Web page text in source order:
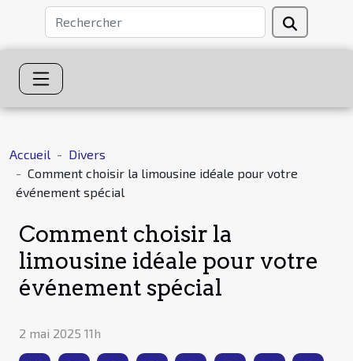
Accueil
Divers
Comment choisir la limousine idéale pour votre
événement spécial
Comment choisir la
limousine idéale pour votre
événement spécial
2 mai 2025 11h